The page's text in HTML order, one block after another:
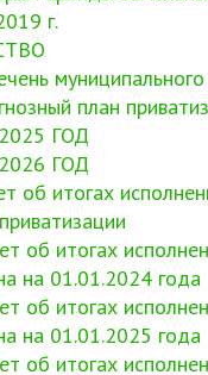
г.
план
ГОД
ГОД
об итогах
об итогах
на 01.01.2024 года
об итогах
на 01.01.2025 года
об итогах